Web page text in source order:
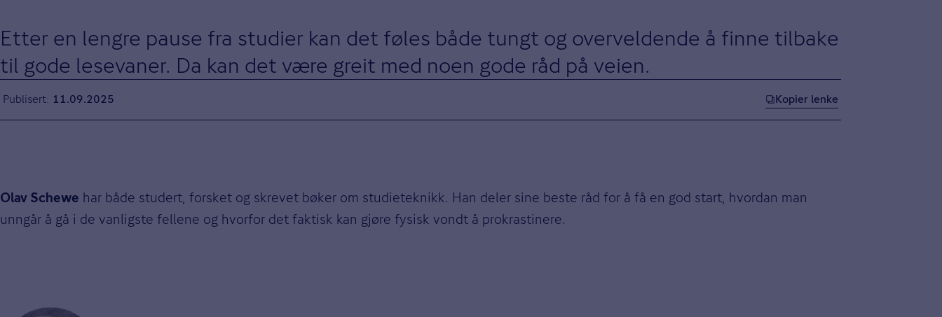
Etter en lengre pause fra studier kan det føles både tungt og overveldende å finne tilbake
til gode lesevaner. Da kan det være greit med noen gode råd på veien.
Publisert 11.09.2025 Kopier lenke
Olav Schewe har både studert, forsket og skrevet bøker om studieteknikk. Han deler sine beste råd for å få en god start, hvordan man
unngår å gå i de vanligste fellene og hvorfor det faktisk kan gjøre fysisk vondt å prokrastinere.